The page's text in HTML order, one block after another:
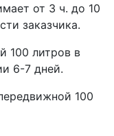
от 3 ч. до 10
заказчика.
100 литров в
6-7 дней.
100